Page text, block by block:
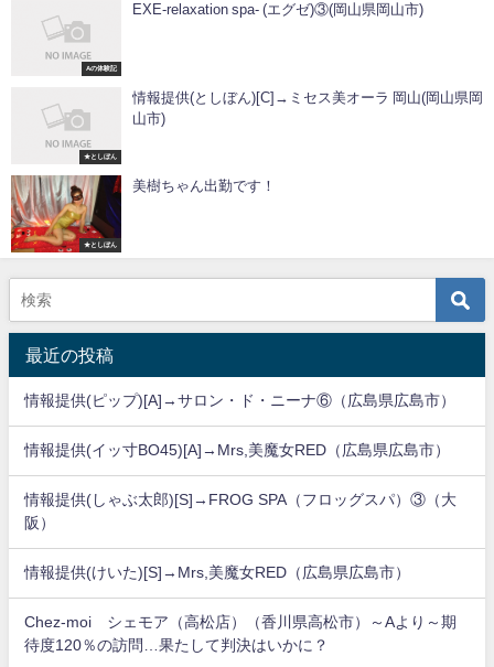
Aの体験記
EXE-relaxation spa- (エグゼ)③(岡山県岡山市)
★としぼん
情報提供(としぼん)[C]→ミセス美オーラ 岡山(岡山県岡
山市)
★としぼん
美樹ちゃん出勤です！
最近の投稿
情報提供(ピップ)[A]→サロン・ド・ニーナ⑥（広島県広島市）
情報提供(イッ寸BO45)[A]→Mrs,美魔女RED（広島県広島市）
情報提供(しゃぶ太郎)[S]→FROG SPA（フロッグスパ）③（大
阪）
情報提供(けいた)[S]→Mrs,美魔女RED（広島県広島市）
Chez-moi シェモア（高松店）（香川県高松市）～Aより～期
待度120％の訪問…果たして判決はいかに？